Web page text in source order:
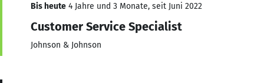
Bis heute 4 Jahre und 3 Monate, seit Juni 2022
Customer Service Specialist
Johnson & Johnson